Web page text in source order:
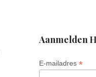
Aanmelden
E-mailadres *